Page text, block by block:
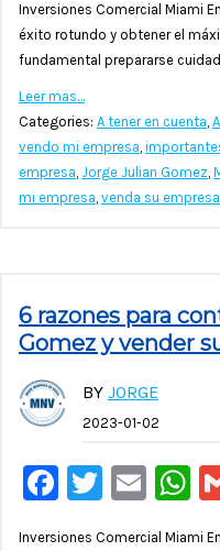
Inversiones Comercial Miami
éxito rotundo y obtener el
fundamental prepararse
Leer mas…
Categories: A tener en cuenta,
vendo mi empresa,
empresa, Jorge Julian Gomez,
mi empresa, venda su empresa
6 razones para
Gomez y vender
BY JORGE
2023-01-02
Facebook
Twitter
Inversiones Comercial Miami